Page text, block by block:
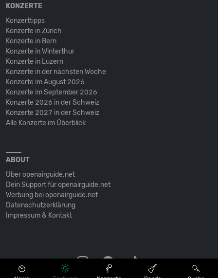
KONZERTE
Konzerttipps
Konzerte in Zürich
Konzerte in Bern
Konzerte in Winterthur
Konzerte in Luzern
Konzerte in der nächsten Woche
Konzerte im August 2026
Konzerte im September 2026
Konzerte 2026 in der Schweiz
Konzerte 2027 in der Schweiz
Alle Konzerte im Überblick
ABOUT
Über openairguide.net
Dein Support für openairguide.net
Werbung bei openairguide.net
Datenschutz­erklärung
Impressum & Kontakt